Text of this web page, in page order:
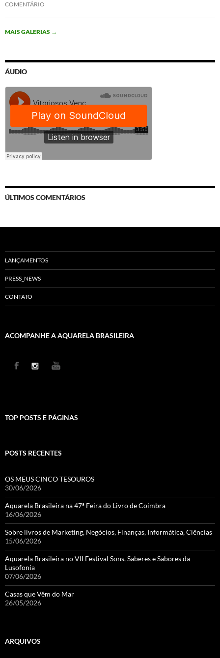
COMENTÁRIO
MAIS GALERIAS →
ÁUDIO
ÚLTIMOS COMENTÁRIOS
LANÇAMENTOS
PRESS_NEWS
CONTATO
ACOMPANHE A AQUARELA BRASILEIRA
TOP POSTS E PÁGINAS
POSTS RECENTES
OS MEUS CINCO TESOUROS
30/06/2026
Aquarela Brasileira na 47ª Feira do Livro de Coimbra
16/06/2026
Sobre livros de Marketing, Negócios, Finanças, Informática, Ciências
15/06/2026
Aquarela Brasileira no VII Festival Sons, Saberes e Sabores da
Lusofonia
07/06/2026
Casas que Vêm do Mar
26/05/2026
ARQUIVOS